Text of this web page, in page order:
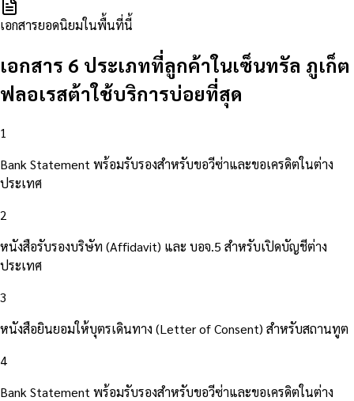
เอกสารยอดนิยมในพื้นที่นี้
เอกสาร 6 ประเภทที่ลูกค้าในเซ็นทรัล ภูเก็ต
ฟลอเรสต้าใช้บริการบ่อยที่สุด
1
Bank Statement พร้อมรับรองสำหรับขอวีซ่าและขอเครดิตในต่าง
ประเทศ
2
หนังสือรับรองบริษัท (Affidavit) และ บอจ.5 สำหรับเปิดบัญชีต่าง
ประเทศ
3
หนังสือยินยอมให้บุตรเดินทาง (Letter of Consent) สำหรับสถานทูต
4
Bank Statement พร้อมรับรองสำหรับขอวีซ่าและขอเครดิตในต่าง